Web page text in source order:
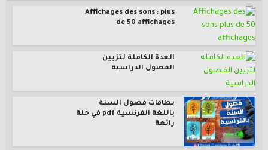
Affichages des sons : plus
de 50 affichages
العدة الكاملة لتزيين
الفصول الدراسية
بطاقات فصول السنة
باللغة الفرنسية pdf في حلة
رائعة